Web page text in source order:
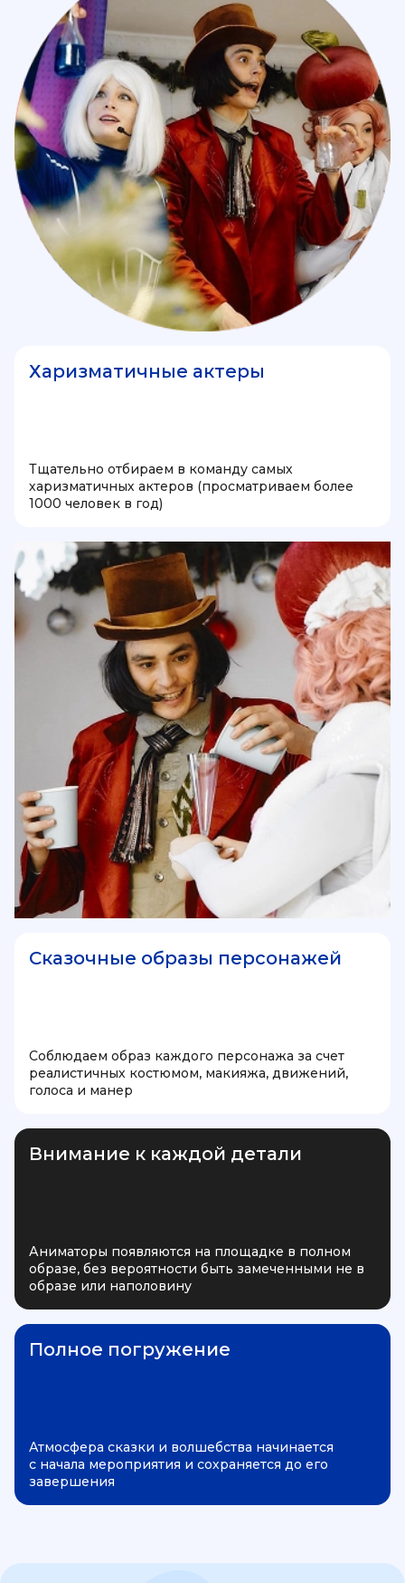
Харизматичные актеры
Тщательно отбираем в команду самых
харизматичных актеров (просматриваем более
1000 человек в год)
Сказочные образы персонажей
Соблюдаем образ каждого персонажа за счет
реалистичных костюмом, макияжа, движений,
голоса и манер
Внимание к каждой детали
Аниматоры появляются на площадке в полном
образе, без вероятности быть замеченными не в
образе или наполовину
Полное погружение
Атмосфера сказки и волшебства начинается
с начала мероприятия и сохраняется до его
завершения